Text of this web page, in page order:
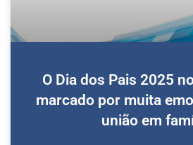
O Dia dos Pais 2025
marcado por muita
união em